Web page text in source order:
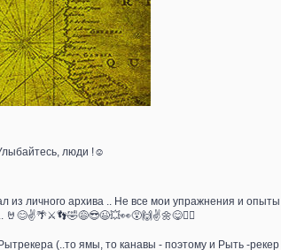
люди !☺️
из личного архива .. Не все мои упражнения и
🤘😊✌️🌴⚔️👣🤣😅😎😉💥👀😵🙌✌️🌼😋🏴‍☠️
(..то ямы, то канавы - поэтому и Рыть -